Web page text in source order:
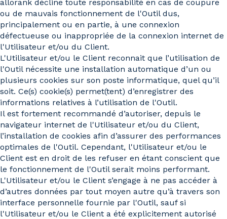
allorank décline toute responsabilité en cas de coupure
ou de mauvais fonctionnement de l'Outil dus,
principalement ou en partie, à une connexion
défectueuse ou inappropriée de la connexion internet de
l'Utilisateur et/ou du Client.
L'Utilisateur et/ou le Client reconnait que l’utilisation de
l'Outil nécessite une installation automatique d’un ou
plusieurs cookies sur son poste informatique, quel qu’il
soit. Ce(s) cookie(s) permet(tent) d’enregistrer des
informations relatives à l’utilisation de l'Outil.
Il est fortement recommandé d’autoriser, depuis le
navigateur internet de l'Utilisateur et/ou du Client,
l’installation de cookies afin d’assurer des performances
optimales de l'Outil. Cependant, l'Utilisateur et/ou le
Client est en droit de les refuser en étant conscient que
le fonctionnement de l'Outil serait moins performant.
L'Utilisateur et/ou le Client s’engage à ne pas accéder à
d’autres données par tout moyen autre qu’à travers son
interface personnelle fournie par l'Outil, sauf si
l'Utilisateur et/ou le Client a été explicitement autorisé